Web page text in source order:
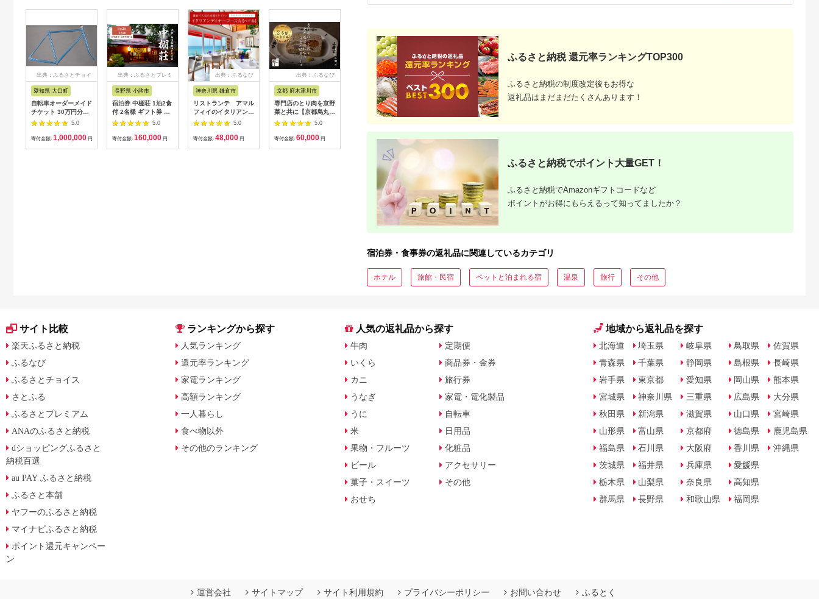
出典：ふるさとチョイ
愛知県 大口町
自転車オーダーメイド
チケット 30万円分
【1360365】
5.0
寄付金額: 1,000,000 円
出典：ふるさとプレミ
長野県 小諸市
宿泊券 中棚荘 1泊2食
付 2名様 ギフト券 チ
ケット 券 宿泊 旅行
5.0
寄付金額: 160,000 円
出典：ふるなび
神奈川県 鎌倉市
リストランテ アマル
フィイのイタリアンデ
ィナーコースA ペア
5.0
寄付金額: 48,000 円
出典：ふるなび
京都 府木津川市
専門店のとり肉を京野
菜と共に【京都烏丸御
池】で味わう2名様焼
鳥コースお食事券
064-15
5.0
寄付金額: 60,000 円
出典：ふるなび
界 雲仙 ふるさと納
税宿泊ギフト券
5.0
寄付金額:50,000円
出典：ふるなび
埼玉県 飯能市
【BlueTarp】ランチ
お食事券(ペア) チケッ
5.0
寄付金額:14,000円
ス
【先行受付】ゴルフク
チケット 購入補助券
ハイブリッド ウエッ
5.0
北軽井沢・八ッ場ダム
5.0 5.0
ふるさと納税 還元率ランキングTOP300
ふるさと納税の制度改定後もお得な
返礼品はまだまだたくさんあります！
ふるさと納税でポイント大量GET！
ふるさと納税でAmazonギフトコードなど
ポイントがお得にもらえるって知ってましたか？
宿泊券・食事券の返礼品に関連しているカテゴリ
ホテル 旅館・民宿 ペットと泊まれる宿 温泉 旅行 その他
サイト比較
楽天ふるさと納税
ふるなび
ふるさとチョイス
さとふる
ふるさとプレミアム
ANAのふるさと納税
dショッピングふるさと
納税百選
au PAY ふるさと納税
ふるさと本舗
ヤフーのふるさと納税
マイナビふるさと納税
ポイント還元キャンペー
ン
ランキングから探す
人気ランキング
還元率ランキング
家電ランキング
高額ランキング
一人暮らし
食べ物以外
その他のランキング
人気の返礼品から探す
牛肉
いくら
カニ
うなぎ
うに
米
果物・フルーツ
ビール
菓子・スイーツ
おせち
定期便
商品券・金券
旅行券
家電・電化製品
自転車
日用品
化粧品
アクセサリー
その他
地域から返礼品を探す
北海道
青森県
岩手県
宮城県
秋田県
山形県
福島県
茨城県
栃木県
群馬県
埼玉県
千葉県
東京都
神奈川県
新潟県
富山県
石川県
福井県
山梨県
長野県
岐阜県
静岡県
愛知県
三重県
滋賀県
京都府
大阪府
兵庫県
奈良県
和歌山県
鳥取県
島根県
岡山県
広島県
山口県
徳島県
香川県
愛媛県
高知県
福岡県
佐賀県
長崎県
熊本県
大分県
宮崎県
鹿児島県
沖縄県
運営会社 サイトマップ サイト利用規約 プライバシーポリシー お問い合わせ ふるとく